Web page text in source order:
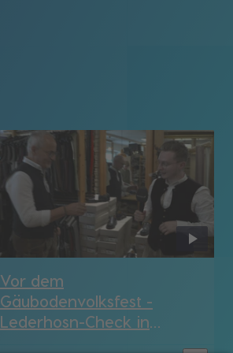
Vor dem
Gäubodenvolksfest -
Lederhosn-Check in